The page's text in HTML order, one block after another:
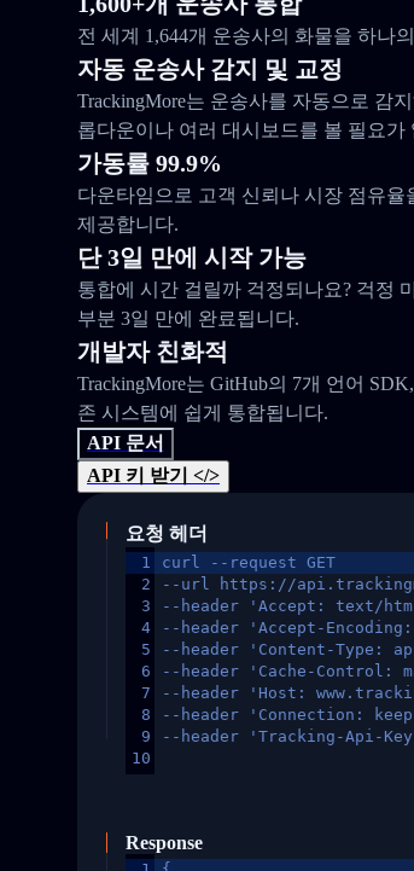
전 세계 1,644개 운송사의 화물을 하나
자동 운송사 감지 및 교정
TrackingMore는 운송사를 자동으로 감
롭다운이나 여러 대시보드를 볼 필요
가동률 99.9%
다운타임으로 고객 신뢰나 시장 점유율
제공합니다.
단 3일 만에 시작 가능
통합에 시간 걸릴까 걱정되나요? 걱정
부분 3일 만에 완료됩니다.
개발자 친화적
TrackingMore는 GitHub의 7개 언어
존 시스템에 쉽게 통합됩니다.
API 문서
API 키 받기 </>
요청 헤더
1
2
3
4
5
6
7
8
9
10
curl --request GET
--url https://
--header 'Accept: text/
--header 'Accept-
--header 'Content-Type:
--header 'Cache-Control:
--header 'Host:
--header 'Connection:
--header 'Tracking-Api-
Response